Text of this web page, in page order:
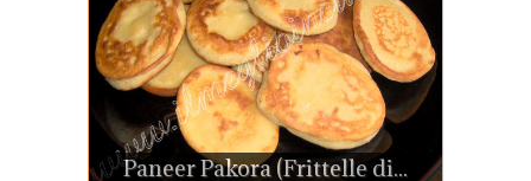
Paneer Pakora (Frittelle di...